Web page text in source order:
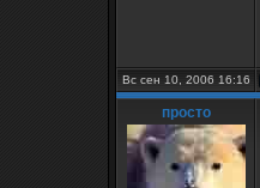
Вс сен 10, 2006 16:16
просто